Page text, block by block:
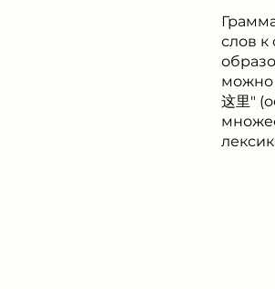
слов к
можно
这里"